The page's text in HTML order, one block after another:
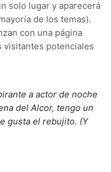
solo lugar y aparecerá
de los temas).
con una página
visitantes potenciales
a actor de noche
del Alcor, tengo un
gusta el rebujito. (Y